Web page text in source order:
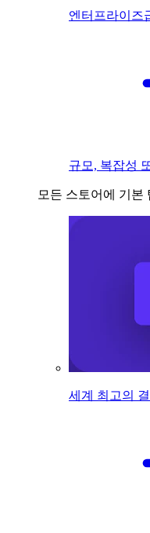
엔터프라이즈
규모, 복잡성
모든 스토어에 기본
세계 최고의